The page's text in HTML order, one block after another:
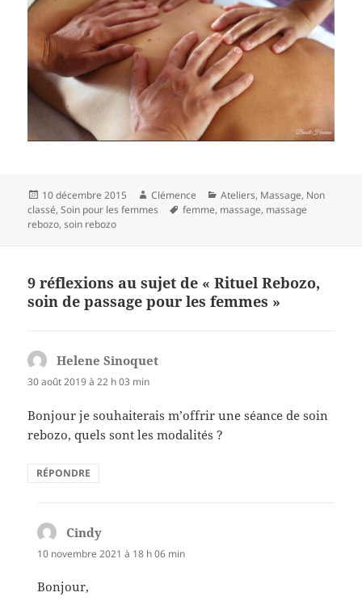
Publié
le
10 décembre 2015 Auteur
Clémence Catégories
Ateliers, Massage, Non
classé,Soin pour les femmes
Mots-
femme, massage, massage
rebozo,soin rebozo
9 réflexions au sujet de « Rituel Rebozo,
soin de passage pour les femmes »
Helene Sinoquet
30 août 2019 à 22 h 03 min
Bonjour je souhaiterais m’offrir une séance de soin
rebozo, quels sont les modalités ?
RÉPONDRE
Cindy
10 novembre 2021 à 18 h 06 min
Bonjour,